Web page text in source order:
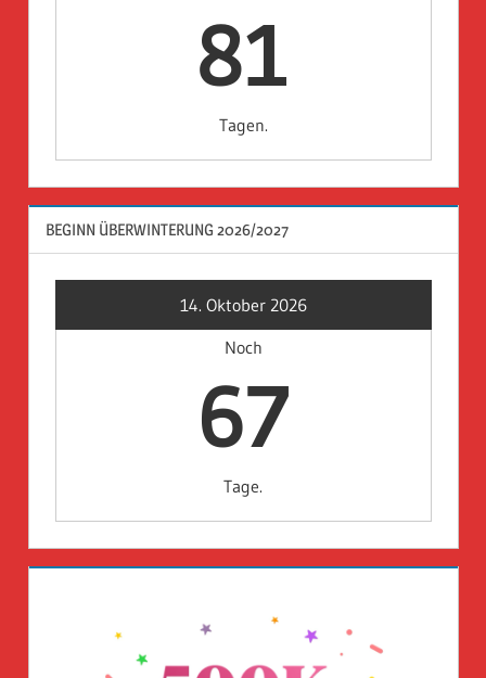
81
Tagen.
BEGINN ÜBERWINTERUNG 2026/2027
14. Oktober 2026
Noch
67
Tage.